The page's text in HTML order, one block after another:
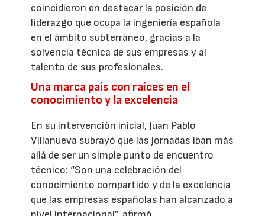
coincidieron en destacar la posición de
liderazgo que ocupa la ingeniería española
en el ámbito subterráneo, gracias a la
solvencia técnica de sus empresas y al
talento de sus profesionales.
Una marca país con raíces en el
conocimiento y la excelencia
En su intervención inicial, Juan Pablo
Villanueva subrayó que las jornadas iban más
allá de ser un simple punto de encuentro
técnico: “Son una celebración del
conocimiento compartido y de la excelencia
que las empresas españolas han alcanzado a